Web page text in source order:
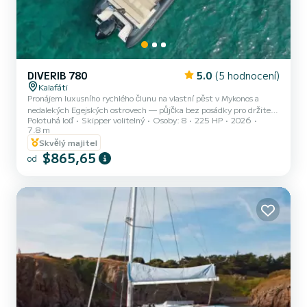
DIVERIB 780 5.0 (5 hodnocení)
Kalafáti
Pronájem luxusního rychlého člunu na vlastní pěst v Mykonos a
nedalekých Egejských ostrovech — půjčka bez posádky pro držitele
evropského rychlého člunu. DiveRib 780 nabízí svobodu, pohodlí,
snadné ovládání, lehátka, chladničku na palubě s nápoji a
občerstvením, návštěvy ostrovů a nezapomenutelná dobrodružství.
Možnosti pronájmu: Na půl dne: 09:00–12:30 13:00–16:30
17:00–20:30 (západ slunce)! Celý den: 09.00 - 16.00 13.00 -
poh...
Polotuhá loď Skipper volitelný Osoby: 8 225 HP
2026
7.8 m
Skvělý majitel
od $865,65